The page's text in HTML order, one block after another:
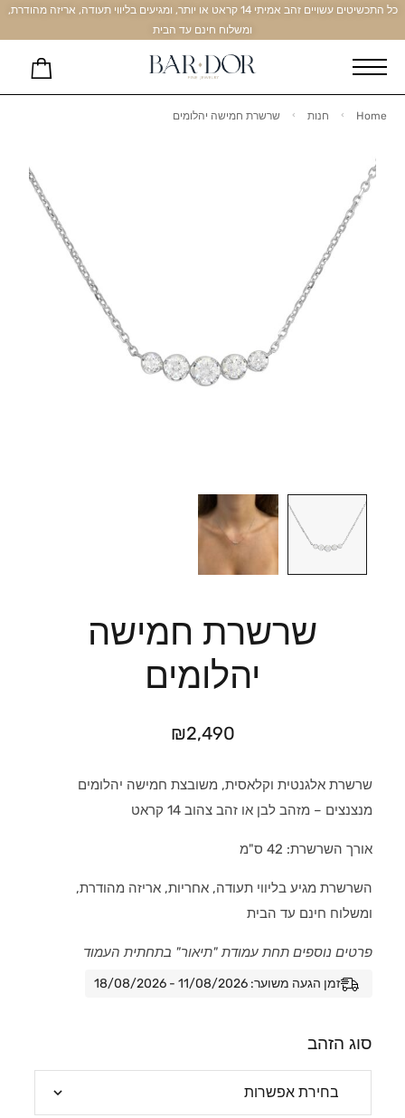
כל התכשיטים עשויים זהב אמיתי 14 קראט או יותר, ומגיעים בליווי תעודה, אריזה מהודרת,
ומשלוח חינם עד הבית
Home חנות שרשרת חמישה יהלומים
שרשרת חמישה
יהלומים
₪2,490
שרשרת אלגנטית וקלאסית, משובצת חמישה יהלומים
מנצנצים – מזהב לבן או זהב צהוב 14 קראט
אורך השרשרת: 42 ס"מ
השרשרת מגיע בליווי תעודה, אחריות, אריזה מהודרת,
ומשלוח חינם עד הבית
פרטים נוספים תחת עמודת "תיאור" בתחתית העמוד
זמן הגעה משוער: 11/08/2026 - 18/08/2026
סוג הזהב